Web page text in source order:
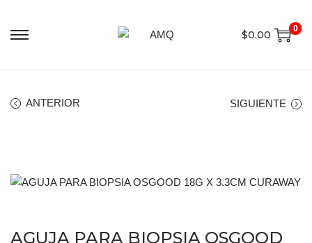
$0.00
0
ANTERIOR SIGUIENTE
AGUJA PARA BIOPSIA OSGOOD